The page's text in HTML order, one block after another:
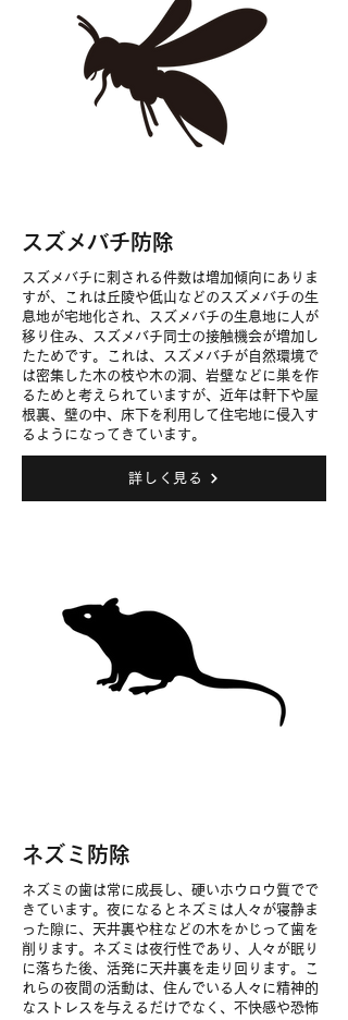
​スズメバチ防除
スズメバチに刺される件数は増加傾向にありま
すが、これは丘陵や低山などのスズメバチの生
息地が宅地化され、
スズメバチの生息地に人が
移り住み、
スズメバチ 同士の接触機会が増加し
たためです。これは、スズメバチが自然環境で
は密集した木の枝や木の洞、岩壁などに巣を作
るためと考えられていますが、近年は軒下や屋
根裏、壁の中、床下を利用して住宅地に侵入す
るようになってきています。
詳しく見る
​ネズミ防除
ネズミの歯は常に成長し、硬いホウロウ質でで
きています。夜になるとネズミは人々が寝静ま
った隙に、天井裏や柱などの木をかじって歯を
削ります。ネズミは夜行性であり、人々が眠り
に落ちた後、活発に天井裏を走り回ります。こ
れらの夜間の活動は、住んでいる人々に精神的
なストレスを与えるだけでなく、不快感や恐怖